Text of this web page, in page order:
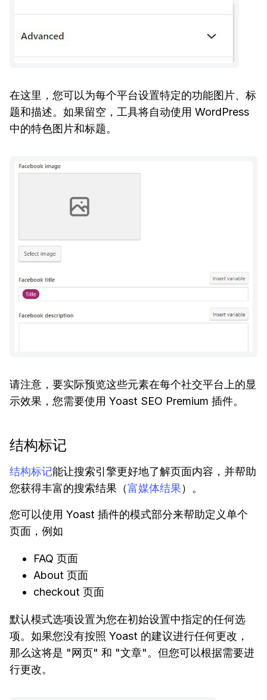
在这里，您可以为每个平台设置特定的功能图片、标
题和描述。如果留空，工具将自动使用 WordPress
中的特色图片和标题。
请注意，要实际预览这些元素在每个社交平台上的显
示效果，您需要使用 Yoast SEO Premium 插件。
结构标记
结构标记能让搜索引擎更好地了解页面内容，并帮助
您获得丰富的搜索结果（富媒体结果）。
您可以使用 Yoast 插件的模式部分来帮助定义单个
页面，例如
FAQ 页面
About 页面
checkout 页面
默认模式选项设置为您在初始设置中指定的任何选
项。如果您没有按照 Yoast 的建议进行任何更改，
那么这将是 "网页" 和 "文章"。但您可以根据需要进
行更改。